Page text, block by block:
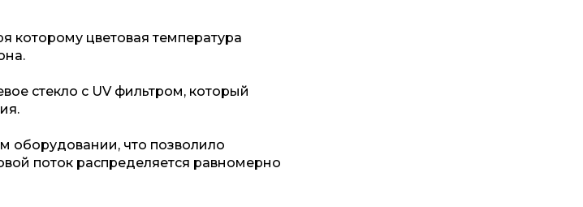
которому цветовая температура
стекло с UV фильтром, который
оборудовании, что позволило
поток распределяется равномерно